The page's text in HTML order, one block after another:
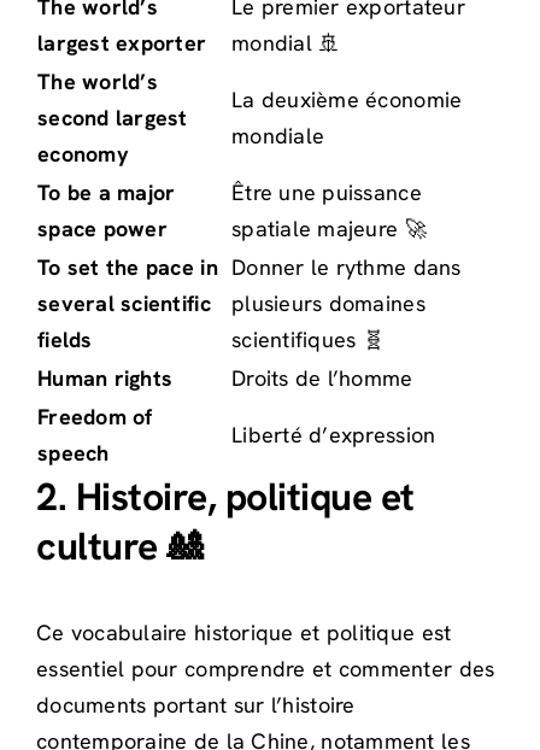
The world’s
largest exporter
Le premier exportateur
mondial 🚢
The world’s
second largest
economy
La deuxième économie
mondiale
To be a major
space power
Être une puissance
spatiale majeure 🚀
To set the pace in
several scientific
fields
Donner le rythme dans
plusieurs domaines
scientifiques 🧬
Human rights
Droits de l’homme
Freedom of
speech
Liberté d’expression
2. Histoire, politique et
culture 🎎
Ce vocabulaire historique et politique est
essentiel pour comprendre et commenter des
documents portant sur l’histoire
contemporaine de la Chine, notamment les